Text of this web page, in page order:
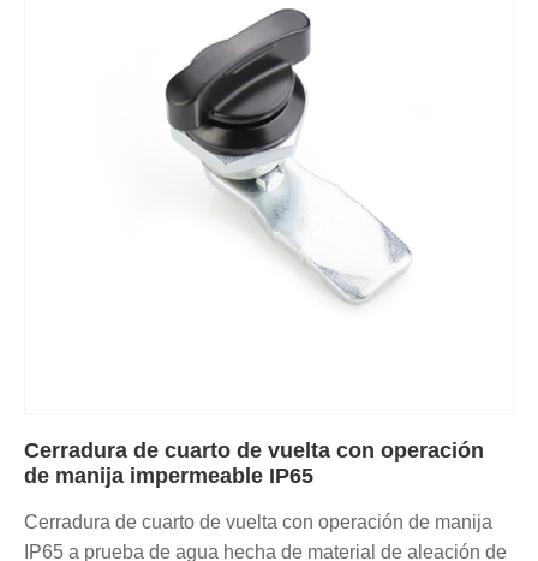
Cerradura de cuarto de vuelta con operación
de manija impermeable IP65
Cerradura de cuarto de vuelta con operación de manija
IP65 a prueba de agua hecha de material de aleación de